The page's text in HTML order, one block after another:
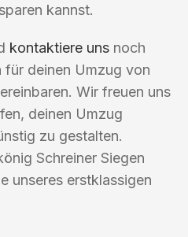
kannst.
kontaktiere uns noch
für deinen Umzug von
Wir freuen uns
deinen Umzug
zu gestalten.
Schreiner Siegen
unseres erstklassigen